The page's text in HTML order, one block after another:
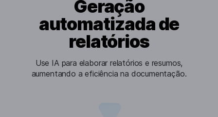
Geração
automatizada de
relatórios
Use IA para elaborar relatórios e resumos,
aumentando a eficiência na documentação.